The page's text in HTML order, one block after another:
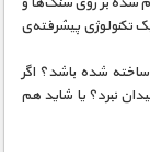
تکنولوژی پیشرفته‌ی
شده باشد؟ اگر
نبرد؟ یا شاید هم